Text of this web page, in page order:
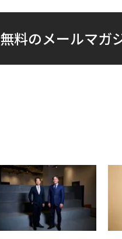
無料のメールマガ